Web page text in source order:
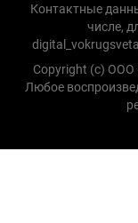
Контактные
числе,
Copyright (с) ООО
Любое